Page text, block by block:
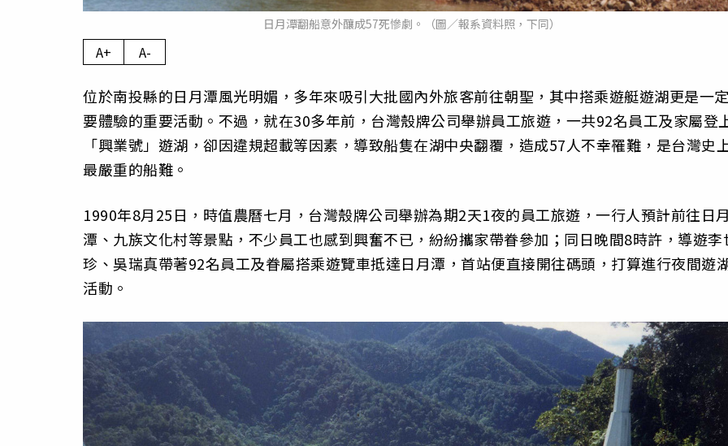
日月潭翻船意外釀成57死慘劇。（圖／報系資料照，下同）
A+ A-
位於南投縣的日月潭風光明媚，多年來吸引大批國內外旅客前往朝聖，其中搭乘遊艇遊湖更是一
要體驗的重要活動。不過，就在30多年前，台灣殼牌公司舉辦員工旅遊，一共92名員工及家屬登
「興業號」遊湖，卻因違規超載等因素，導致船隻在湖中央翻覆，造成57人不幸罹難，是台灣史
最嚴重的船難。
1990年8月25日，時值農曆七月，台灣殼牌公司舉辦為期2天1夜的員工旅遊，一行人預計前往日
潭、九族文化村等景點，不少員工也感到興奮不已，紛紛攜家帶眷參加；同日晚間8時許，導遊李
珍、吳瑞真帶著92名員工及眷屬搭乘遊覽車抵達日月潭，首站便直接開往碼頭，打算進行夜間遊
活動。